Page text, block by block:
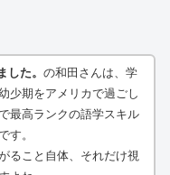
た。 の和田さんは、学
少期をアメリカで過ごし
最高ランクの語学スキル
す。
ること自体、それだけ視